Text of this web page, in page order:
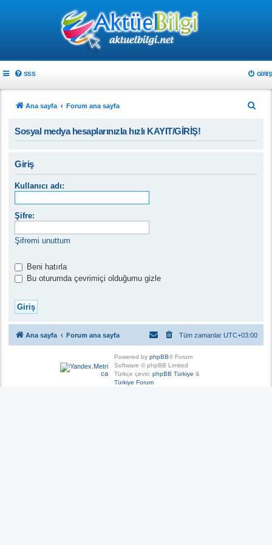
SSS GIRIŞ
Ana sayfa Forum ana sayfa
Sosyal medya hesaplarınızla hızlı KAYIT/GİRİŞ!
Giriş
Kullanıcı adı:
Şifre:
Şifremi unuttum
Beni hatırla
Bu oturumda çevrimiçi olduğumu gizle
Ana sayfa Forum ana sayfa Tüm zamanlar UTC+03:00
Powered by phpBB® Forum
Software © phpBB Limited
Türkçe çeviri: phpBB Türkiye &
Türkiye Forum